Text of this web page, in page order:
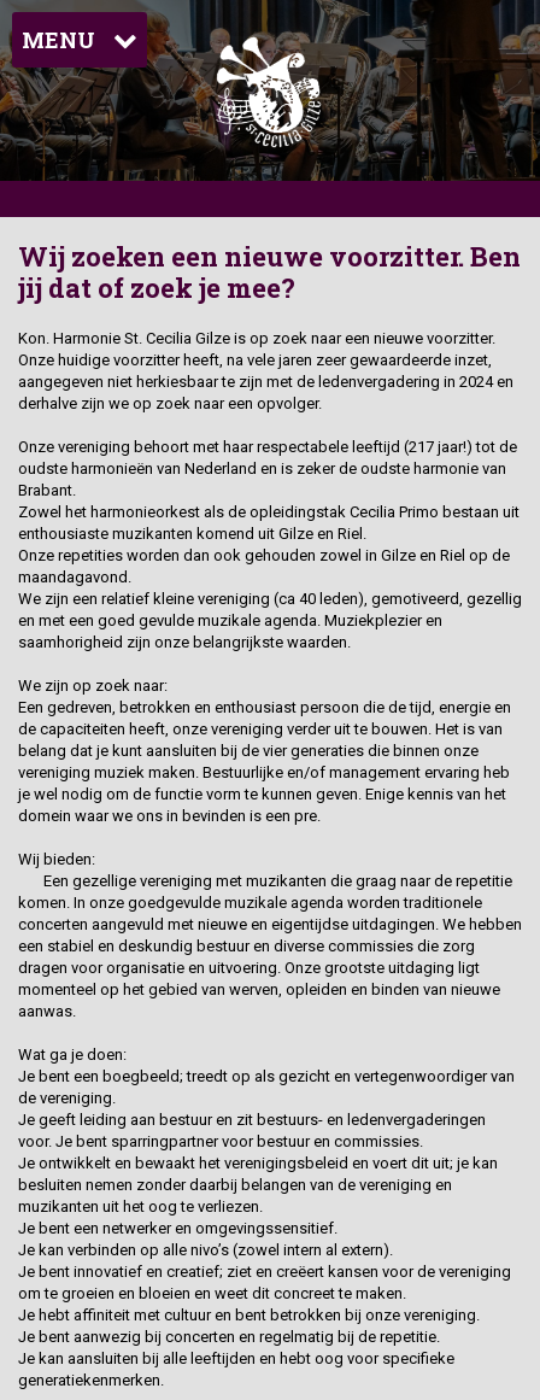
MENU
Wij zoeken een nieuwe voorzitter. Ben
jij dat of zoek je mee?
Kon. Harmonie St. Cecilia Gilze is op zoek naar een nieuwe voorzitter.
Onze huidige voorzitter heeft, na vele jaren zeer gewaardeerde inzet,
aangegeven niet herkiesbaar te zijn met de ledenvergadering in 2024 en
derhalve zijn we op zoek naar een opvolger.
Onze vereniging behoort met haar respectabele leeftijd (217 jaar!) tot de
oudste harmonieën van Nederland en is zeker de oudste harmonie van
Brabant.
Zowel het harmonieorkest als de opleidingstak Cecilia Primo bestaan uit
enthousiaste muzikanten komend uit Gilze en Riel.
Onze repetities worden dan ook gehouden zowel in Gilze en Riel op de
maandagavond.
We zijn een relatief kleine vereniging (ca 40 leden), gemotiveerd, gezellig
en met een goed gevulde muzikale agenda. Muziekplezier en
saamhorigheid zijn onze belangrijkste waarden.
We zijn op zoek naar:
Een gedreven, betrokken en enthousiast persoon die de tijd, energie en
de capaciteiten heeft, onze vereniging verder uit te bouwen. Het is van
belang dat je kunt aansluiten bij de vier generaties die binnen onze
vereniging muziek maken. Bestuurlijke en/of management ervaring heb
je wel nodig om de functie vorm te kunnen geven. Enige kennis van het
domein waar we ons in bevinden is een pre.
Wij bieden:
Een gezellige vereniging met muzikanten die graag naar de repetitie
komen. In onze goedgevulde muzikale agenda worden traditionele
concerten aangevuld met nieuwe en eigentijdse uitdagingen. We hebben
een stabiel en deskundig bestuur en diverse commissies die zorg
dragen voor organisatie en uitvoering. Onze grootste uitdaging ligt
momenteel op het gebied van werven, opleiden en binden van nieuwe
aanwas.
Wat ga je doen:
Je bent een boegbeeld; treedt op als gezicht en vertegenwoordiger van
de vereniging.
Je geeft leiding aan bestuur en zit bestuurs- en ledenvergaderingen
voor. Je bent sparringpartner voor bestuur en commissies.
Je ontwikkelt en bewaakt het verenigingsbeleid en voert dit uit; je kan
besluiten nemen zonder daarbij belangen van de vereniging en
muzikanten uit het oog te verliezen.
Je bent een netwerker en omgevingssensitief.
Je kan verbinden op alle nivo’s (zowel intern al extern).
Je bent innovatief en creatief; ziet en creëert kansen voor de vereniging
om te groeien en bloeien en weet dit concreet te maken.
Je hebt affiniteit met cultuur en bent betrokken bij onze vereniging.
Je bent aanwezig bij concerten en regelmatig bij de repetitie.
Je kan aansluiten bij alle leeftijden en hebt oog voor specifieke
generatiekenmerken.